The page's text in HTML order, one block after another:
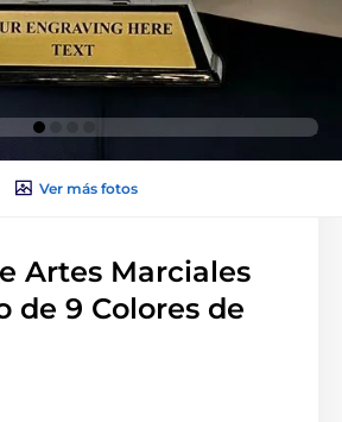
Ver más fotos
Artes Marciales
de 9 Colores de